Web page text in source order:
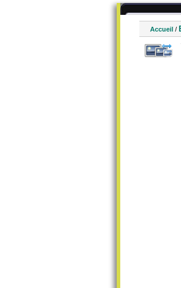
Accueil /